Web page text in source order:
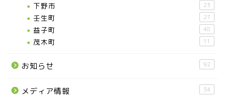
下野市 23
壬生町 27
益子町 48
茂木町 11
お知らせ 92
メディア情報 34